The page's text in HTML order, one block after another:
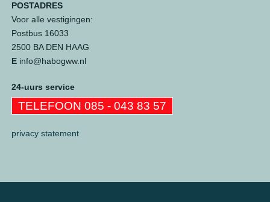
POSTADRES
Voor alle vestigingen:
Postbus 16033
2500 BA DEN HAAG
Einfo@habogww.nl
24-uurs service
TELEFOON 085 - 043 83 57
privacy statement